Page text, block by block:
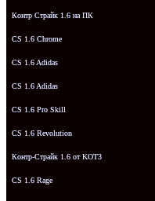
Контр Страйк 1.6 на ПК
CS 1.6 Chrome
CS 1.6 Adidas
CS 1.6 Adidas
CS 1.6 Pro Skill
CS 1.6 Revolution
Контр-Страйк 1.6 от KOT3
CS 1.6 Rage